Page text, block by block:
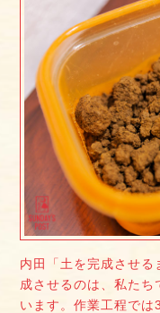
内田「土を完成させ
成させるのは、私たち
います。作業工程では